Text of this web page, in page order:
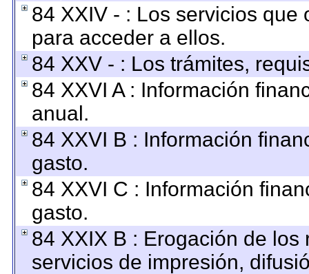
84 XXIV - : Los servicios
para acceder a ellos.
84 XXV - : Los trámites,
84 XXVI A : Información
anual.
84 XXVI B : Información
gasto.
84 XXVI C : Información
gasto.
84 XXIX B : Erogación de
servicios de impresión,